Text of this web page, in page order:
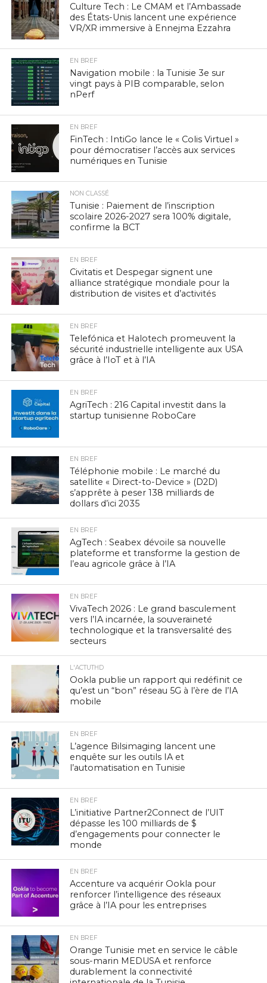
Culture Tech : Le CMAM et l’Ambassade
des États-Unis lancent une expérience
VR/XR immersive à Ennejma Ezzahra
EN BREF
Navigation mobile : la Tunisie 3e sur
vingt pays à PIB comparable, selon
nPerf
EN BREF
FinTech : IntiGo lance le « Colis Virtuel »
pour démocratiser l’accès aux services
numériques en Tunisie
NON CLASSÉ
Tunisie : Paiement de l’inscription
scolaire 2026-2027 sera 100% digitale,
confirme la BCT
EN BREF
Civitatis et Despegar signent une
alliance stratégique mondiale pour la
distribution de visites et d’activités
EN BREF
Telefónica et Halotech promeuvent la
sécurité industrielle intelligente aux USA
grâce à l’IoT et à l’IA
EN BREF
AgriTech : 216 Capital investit dans la
startup tunisienne RoboCare
EN BREF
Téléphonie mobile : Le marché du
satellite « Direct-to-Device » (D2D)
s’apprête à peser 138 milliards de
dollars d’ici 2035
EN BREF
AgTech : Seabex dévoile sa nouvelle
plateforme et transforme la gestion de
l’eau agricole grâce à l’IA
EN BREF
VivaTech 2026 : Le grand basculement
vers l’IA incarnée, la souveraineté
technologique et la transversalité des
secteurs
L'ACTUTHD
Ookla publie un rapport qui redéfinit ce
qu’est un “bon” réseau 5G à l’ère de l’IA
mobile
EN BREF
L’agence Bilsimaging lancent une
enquête sur les outils IA et
l’automatisation en Tunisie
EN BREF
L’initiative Partner2Connect de l’UIT
dépasse les 100 milliards de $
d’engagements pour connecter le
monde
EN BREF
Accenture va acquérir Ookla pour
renforcer l’intelligence des réseaux
grâce à l’IA pour les entreprises
EN BREF
Orange Tunisie met en service le câble
sous-marin MEDUSA et renforce
durablement la connectivité